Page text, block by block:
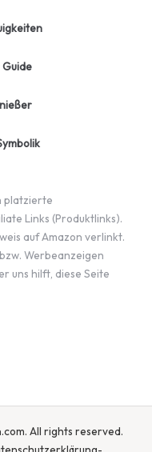
Guide
platzierte
Links (Produktlinks).
auf Amazon verlinkt.
Werbeanzeigen
uns hilft, diese Seite
All rights reserved.